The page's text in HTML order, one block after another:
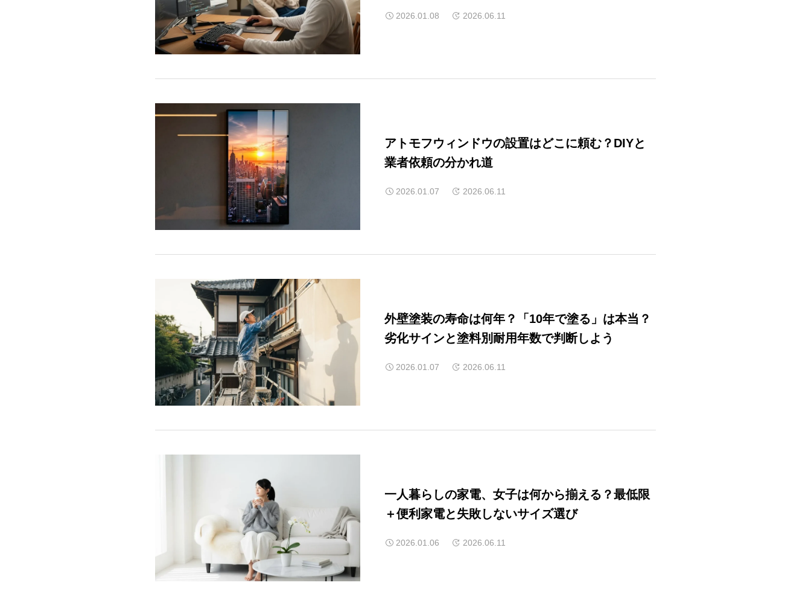
2026.01.08 2026.06.11
アトモフウィンドウの設置はどこに頼む？DIYと
業者依頼の分かれ道
2026.01.07 2026.06.11
外壁塗装の寿命は何年？「10年で塗る」は本当？
劣化サインと塗料別耐用年数で判断しよう
2026.01.07 2026.06.11
一人暮らしの家電、女子は何から揃える？最低限
＋便利家電と失敗しないサイズ選び
2026.01.06 2026.06.11